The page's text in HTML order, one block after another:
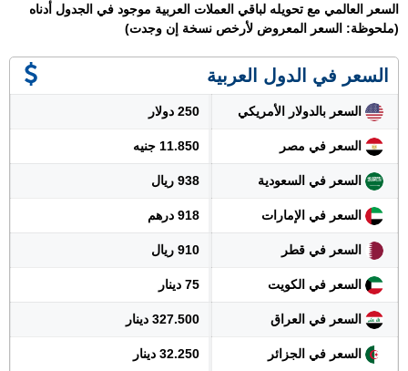
السعر العالمي مع تحويله لباقي العملات العربية موجود في الجدول أدناه
(ملحوظة: السعر المعروض لأرخص نسخة إن وجدت)
السعر في الدول العربية
السعر بالدولار الأمريكي 250 دولار
السعر في مصر 11.850 جنيه
السعر في السعودية 938 ريال
السعر في الإمارات 918 درهم
السعر في قطر 910 ريال
السعر في الكويت 75 دينار
السعر في العراق 327.500 دينار
السعر في الجزائر 32.250 دينار